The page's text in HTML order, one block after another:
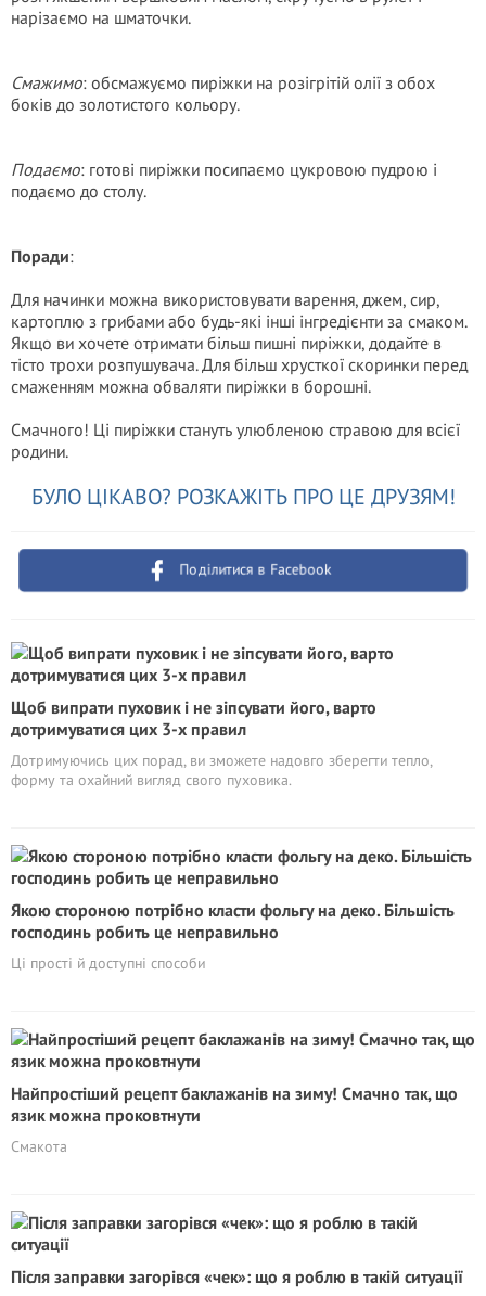
нарізаємо на шматочки.
Смажимо: обсмажуємо пиріжки на розігрітій олії з обох
боків до золотистого кольору.
Подаємо: готові пиріжки посипаємо цукровою пудрою і
подаємо до столу.
Поради:
Для начинки можна використовувати варення, джем, сир,
картоплю з грибами або будь-які інші інгредієнти за смаком.
Якщо ви хочете отримати більш пишні пиріжки, додайте в
тісто трохи розпушувача. Для більш хрусткої скоринки перед
смаженням можна обваляти пиріжки в борошні.
Смачного! Ці пиріжки стануть улюбленою стравою для всієї
родини.
БУЛО ЦІКАВО? РОЗКАЖІТЬ ПРО ЦЕ ДРУЗЯМ!
Поділитися в Facebook
Щоб випрати пуховик і не зіпсувати його, варто
дотримуватися цих 3-х правил
Дотримуючись цих порад, ви зможете надовго зберегти тепло,
форму та охайний вигляд свого пуховика.
Якою стороною потрібно класти фольгу на деко. Більшість
господинь робить це неправильно
Ці прості й доступні способи
Найпростіший рецепт баклажанів на зиму! Смачно так, що
язик можна проковтнути
Смакота
Після заправки загорівся «чек»: що я роблю в такій ситуації